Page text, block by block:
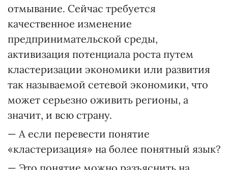
отмывание. Сейчас требуется
качественное изменение
предпринимательской среды,
активизация потенциала роста путем
кластеризации экономики или развития
так называемой сетевой экономики, что
может серьезно оживить регионы, а
значит, и всю страну.
— А если перевести понятие
«кластеризация» на более понятный язык?